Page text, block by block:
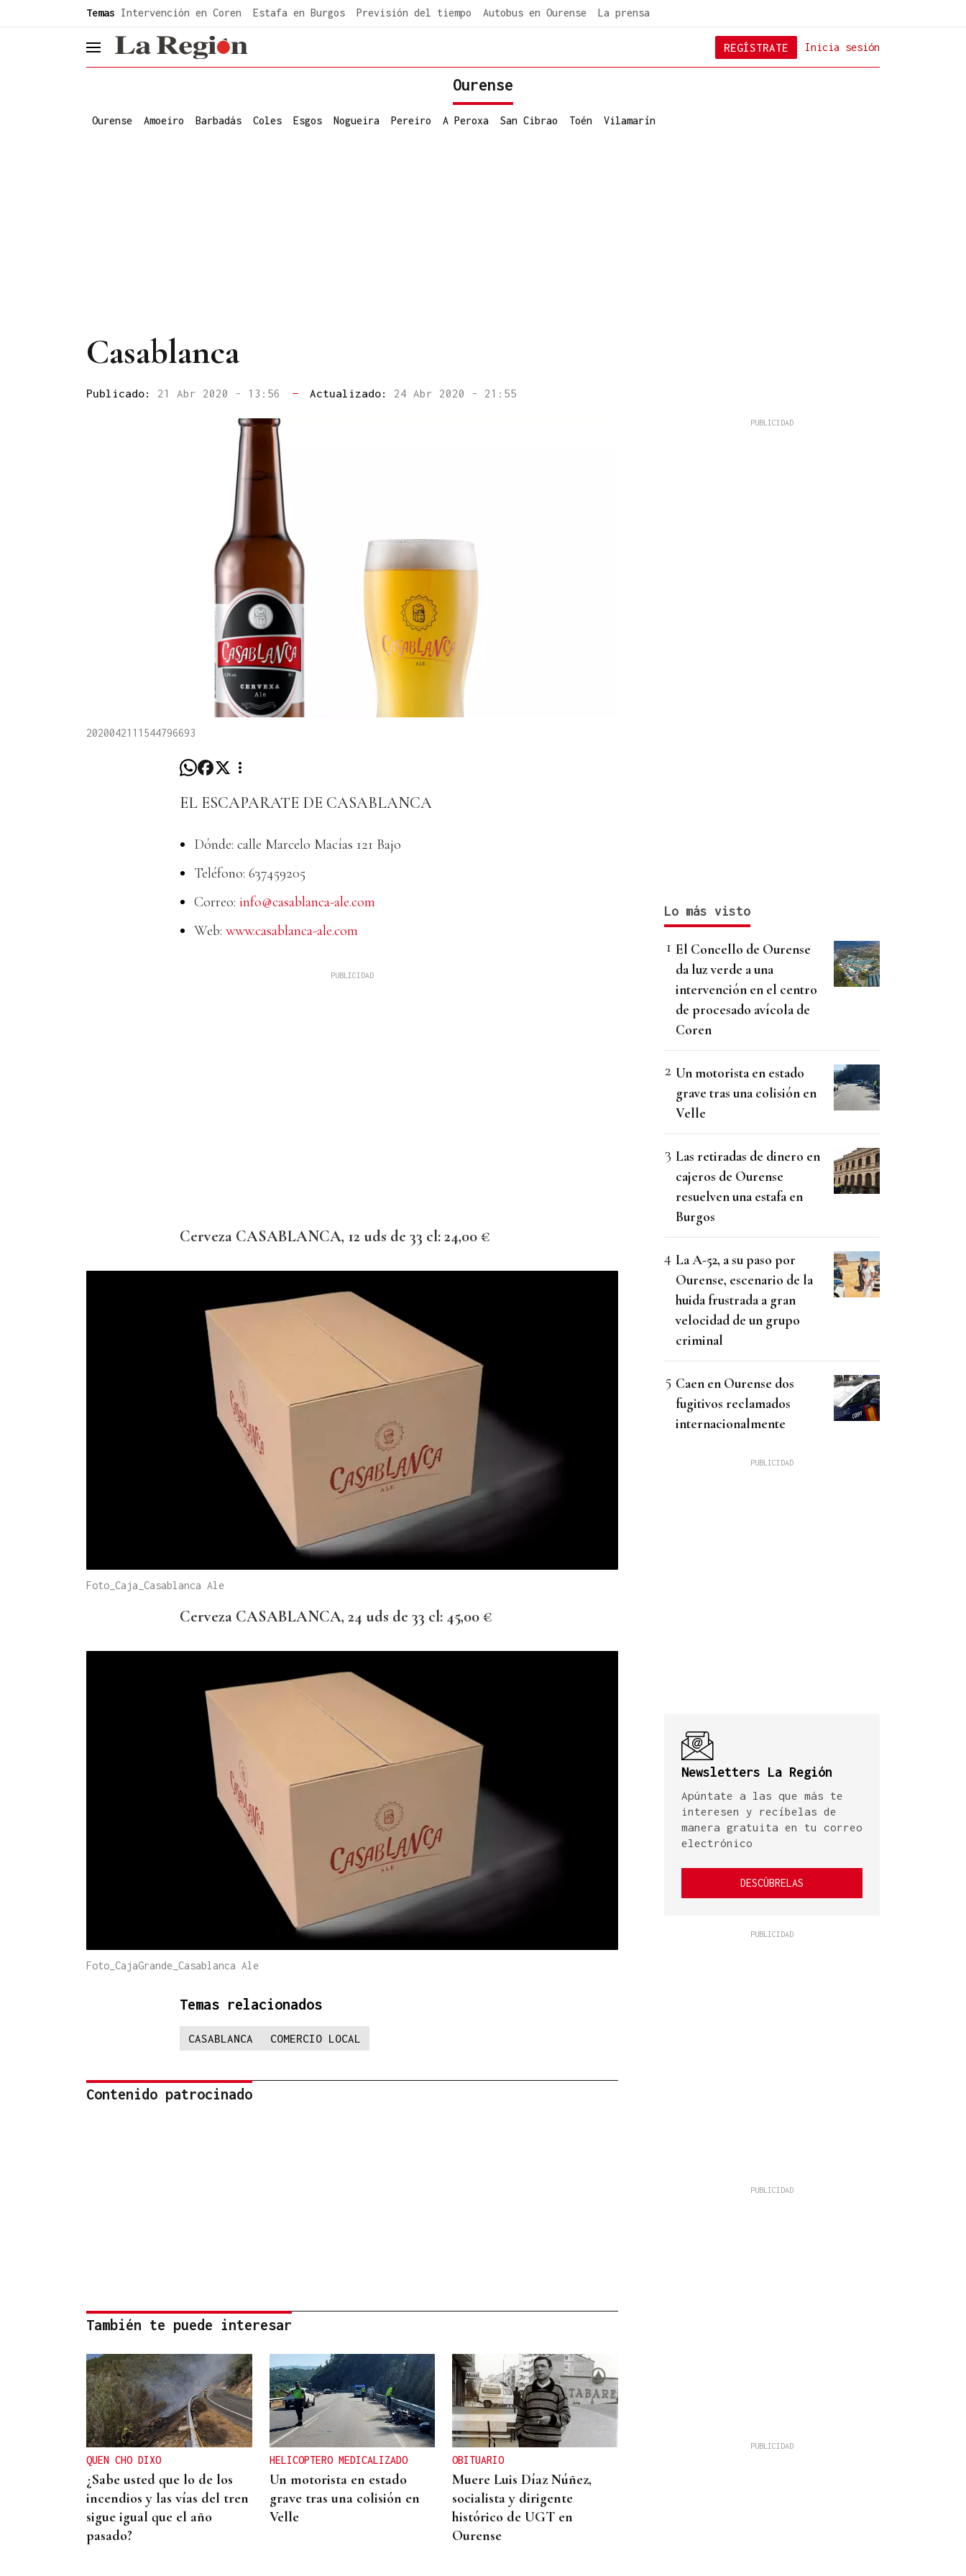
Temas Intervención en Coren Estafa en Burgos Previsión del tiempo Autobus en Ourense La prensa
header.menu.open Inicia sesión
REGÍSTRATE
Ourense
Ourense Amoeiro Barbadás Coles Esgos Nogueira Pereiro A Peroxa San Cibrao Toén Vilamarín
Casablanca
Publicado: 21 Abr 2020 - 13:56 — Actualizado: 24 Abr 2020 - 21:55
2020042111544796693
EL ESCAPARATE DE CASABLANCA
Dónde: calle Marcelo Macías 121 Bajo
Teléfono: 637459205
Correo: info@casablanca-ale.com
Web: www.casablanca-ale.com
Cerveza CASABLANCA, 12 uds de 33 cl: 24,00 €
Foto_Caja_Casablanca Ale
Cerveza CASABLANCA, 24 uds de 33 cl: 45,00 €
Foto_CajaGrande_Casablanca Ale
Temas relacionados
CASABLANCA COMERCIO LOCAL
Contenido patrocinado
También te puede interesar
QUEN CHO DIXO
¿Sabe usted que lo de los
incendios y las vías del tren
sigue igual que el año
pasado?
HELICOPTERO MEDICALIZADO
Un motorista en estado
grave tras una colisión en
Velle
OBITUARIO
Muere Luis Díaz Núñez,
socialista y dirigente
histórico de UGT en
Ourense
Lo más visto
El Concello de Ourense
da luz verde a una
intervención en el centro
de procesado avícola de
Coren
Un motorista en estado
grave tras una colisión en
Velle
Las retiradas de dinero en
cajeros de Ourense
resuelven una estafa en
Burgos
La A-52, a su paso por
Ourense, escenario de la
huida frustrada a gran
velocidad de un grupo
criminal
Caen en Ourense dos
fugitivos reclamados
internacionalmente
Newsletters La Región
Apúntate a las que más te
interesen y recíbelas de
manera gratuita en tu correo
electrónico
DESCÚBRELAS